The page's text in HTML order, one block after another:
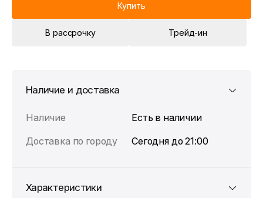
Купить
В рассрочку Трейд-ин
Наличие и доставка
Наличие
Есть в наличии
Доставка по городу
Сегодня до 21:00
Характеристики